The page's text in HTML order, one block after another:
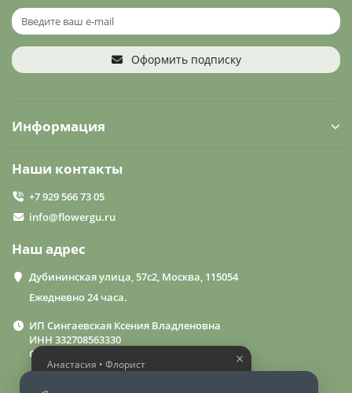
Оформить подписку
Информация
Наши контакты
+7 929 566 73 05
info@flowergu.ru
Наш адрес
Дубининская улица, 57с2, Москва, 115054
Ежедневно 24 часа.
ИП Сингаевская Ксения Владленовна
ИНН 332708563330
ОГРН 310332714600015
×
Анастасия • Флорист